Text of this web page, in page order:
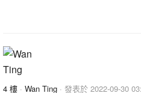
4 樓 · Wan Ting · 發表於 2022-09-30